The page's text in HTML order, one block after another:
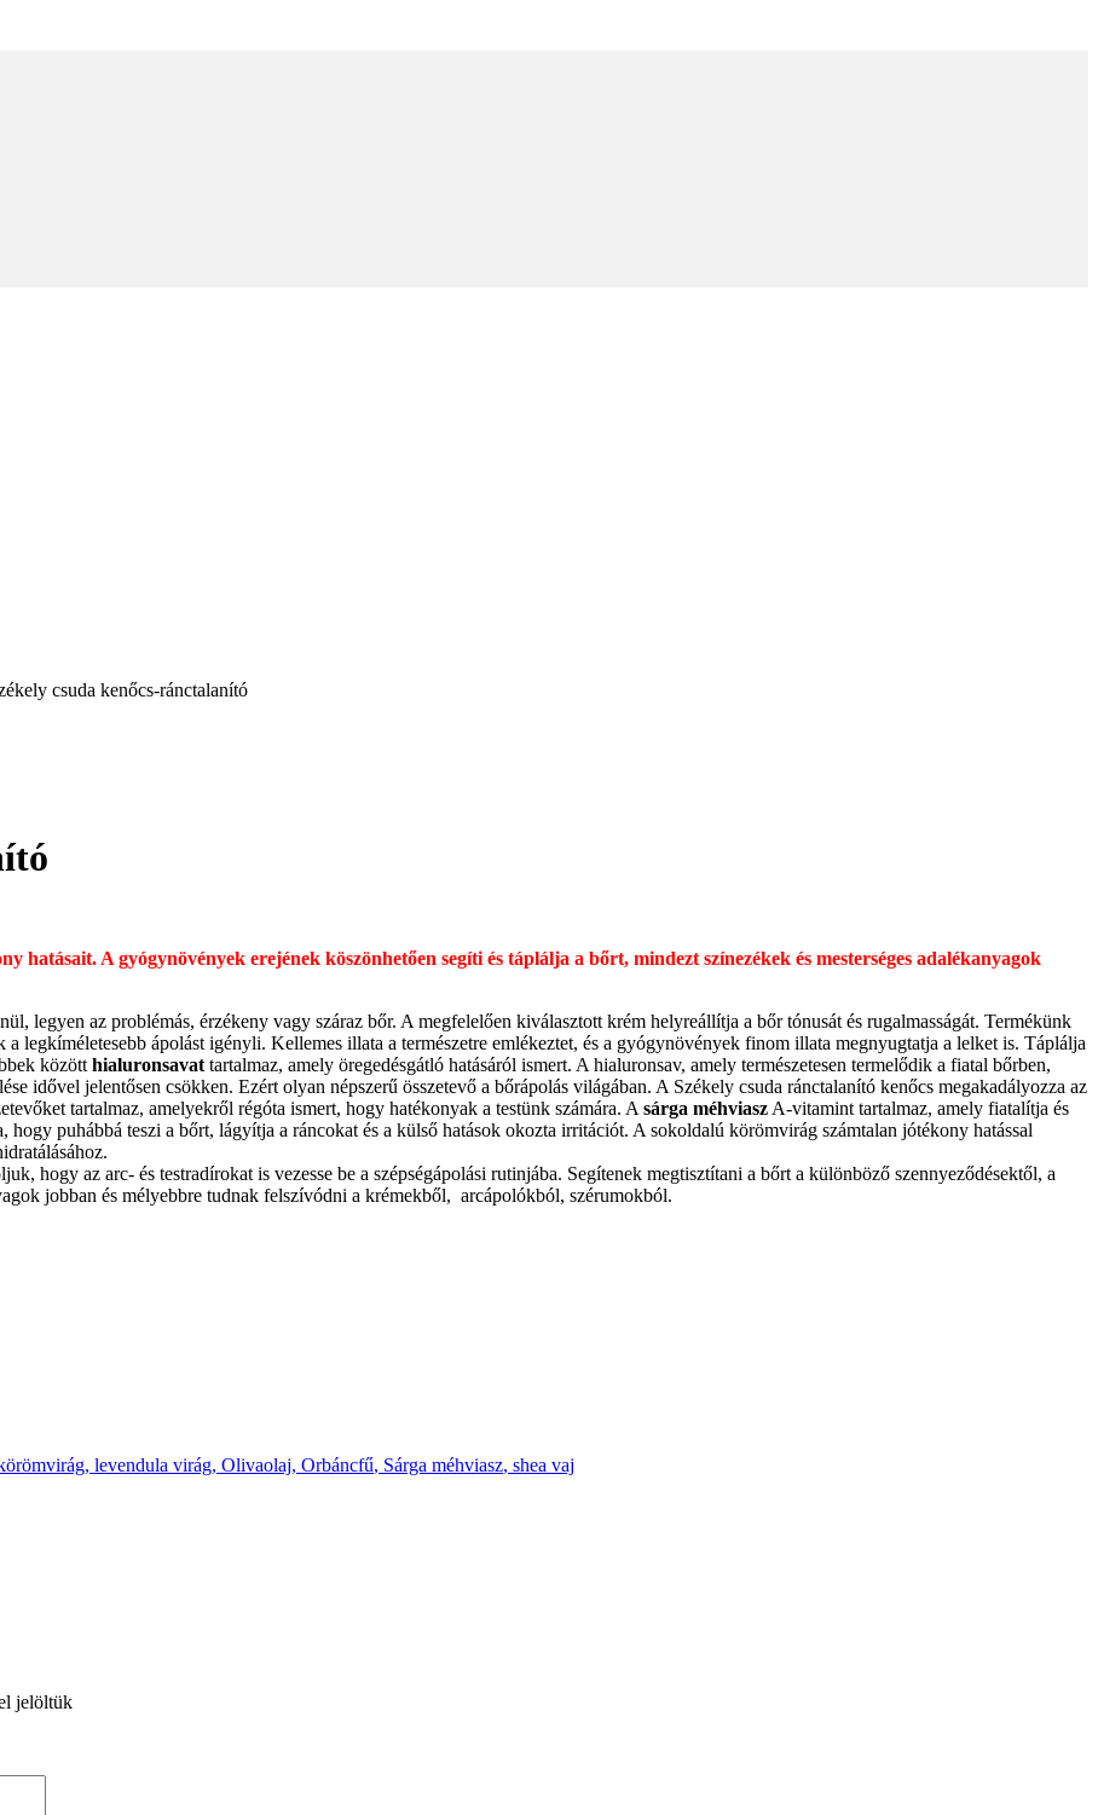
csuda kenőcs-ránctalanító
hatásait. A gyógynövények erejének köszönhetően segíti és táplálja a bőrt, mindezt színezékek és mesterséges adalékanyagok
legyen az problémás, érzékeny vagy száraz bőr. A megfelelően kiválasztott krém helyreállítja a bőr tónusát és rugalmasságát. Termékünk
legkíméletesebb ápolást igényli. Kellemes illata a természetre emlékeztet, és a gyógynövények finom illata megnyugtatja a lelket is. Táplálja
között hialuronsavat tartalmaz, amely öregedésgátló hatásáról ismert. A hialuronsav, amely természetesen termelődik a fiatal bőrben,
idővel jelentősen csökken. Ezért olyan népszerű összetevő a bőrápolás világában. A Székely csuda ránctalanító kenőcs megakadályozza az
tartalmaz, amelyekről régóta ismert, hogy hatékonyak a testünk számára. A sárga méhviasz A-vitamint tartalmaz, amely fiatalítja és
hogy puhábbá teszi a bőrt, lágyítja a ráncokat és a külső hatások okozta irritációt. A sokoldalú körömvirág számtalan jótékony hatással
hogy az arc- és testradírokat is vezesse be a szépségápolási rutinjába. Segítenek megtisztítani a bőrt a különböző szennyeződésektől, a
jobban és mélyebbre tudnak felszívódni a krémekből, arcápolókból, szérumokból.
, levendula virág, Olivaolaj, Orbáncfű, Sárga méhviasz, shea vaj
jelöltük